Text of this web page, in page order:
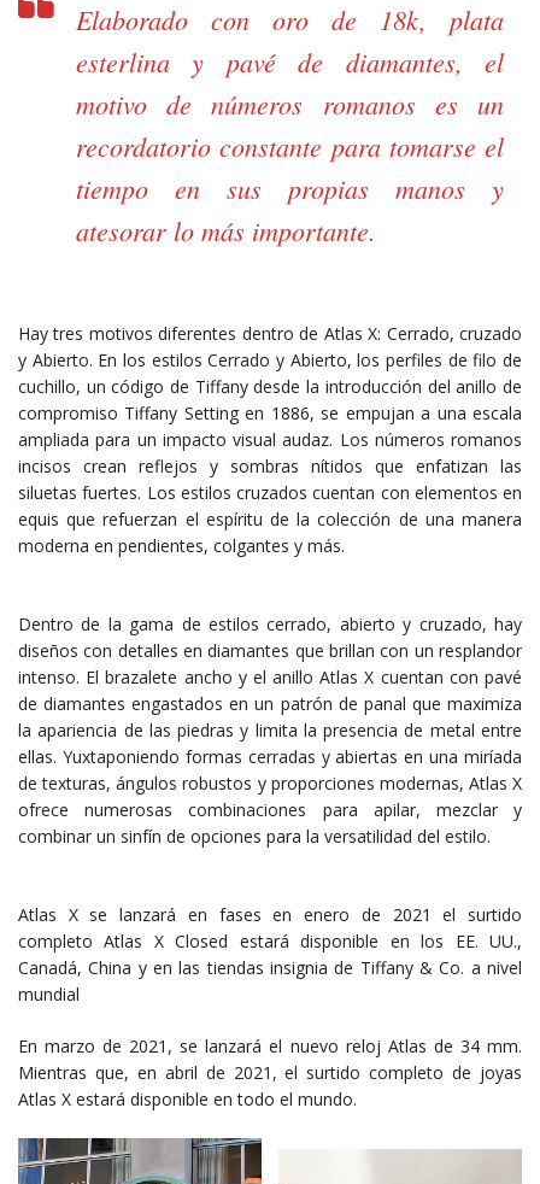
Elaborado con oro de 18k, plata
esterlina y pavé de diamantes, el
motivo de números romanos es un
recordatorio constante para tomarse el
tiempo en sus propias manos y
atesorar lo más importante.
Hay tres motivos diferentes dentro de Atlas X: Cerrado, cruzado
y Abierto. En los estilos Cerrado y Abierto, los perfiles de filo de
cuchillo, un código de Tiffany desde la introducción del anillo de
compromiso Tiffany Setting en 1886, se empujan a una escala
ampliada para un impacto visual audaz. Los números romanos
incisos crean reflejos y sombras nítidos que enfatizan las
siluetas fuertes. Los estilos cruzados cuentan con elementos en
equis que refuerzan el espíritu de la colección de una manera
moderna en pendientes, colgantes y más.
Dentro de la gama de estilos cerrado, abierto y cruzado, hay
diseños con detalles en diamantes que brillan con un resplandor
intenso. El brazalete ancho y el anillo Atlas X cuentan con pavé
de diamantes engastados en un patrón de panal que maximiza
la apariencia de las piedras y limita la presencia de metal entre
ellas. Yuxtaponiendo formas cerradas y abiertas en una miríada
de texturas, ángulos robustos y proporciones modernas, Atlas X
ofrece numerosas combinaciones para apilar, mezclar y
combinar un sinfín de opciones para la versatilidad del estilo.
Atlas X se lanzará en fases en enero de 2021 el surtido
completo Atlas X Closed estará disponible en los EE. UU.,
Canadá, China y en las tiendas insignia de Tiffany & Co. a nivel
mundial
En marzo de 2021, se lanzará el nuevo reloj Atlas de 34 mm.
Mientras que, en abril de 2021, el surtido completo de joyas
Atlas X estará disponible en todo el mundo.